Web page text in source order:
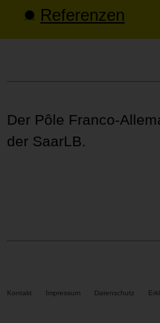
Referenzen
Der Pôle Franco-
der SaarLB.
Kontakt Impressum Datenschutz